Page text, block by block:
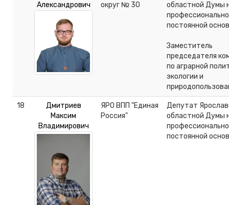
Александрович
округ № 30
областной Думы
постоянной
Заместитель
председателя
по аграрной
экологии и
18
Дмитриев
Максим
Владимирович
ЯРО ВПП "Единая
Россия"
Депутат
областной Думы
постоянной